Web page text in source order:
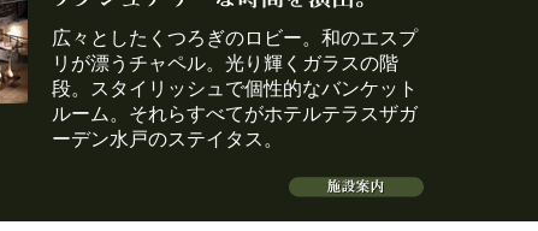
広々としたくつろぎのロビー。和のエスプ
リが漂うチャペル。光り輝くガラスの階
段。スタイリッシュで個性的なバンケット
ルーム。それらすべてがホテルテラスザガ
ーデン水戸のステイタス。